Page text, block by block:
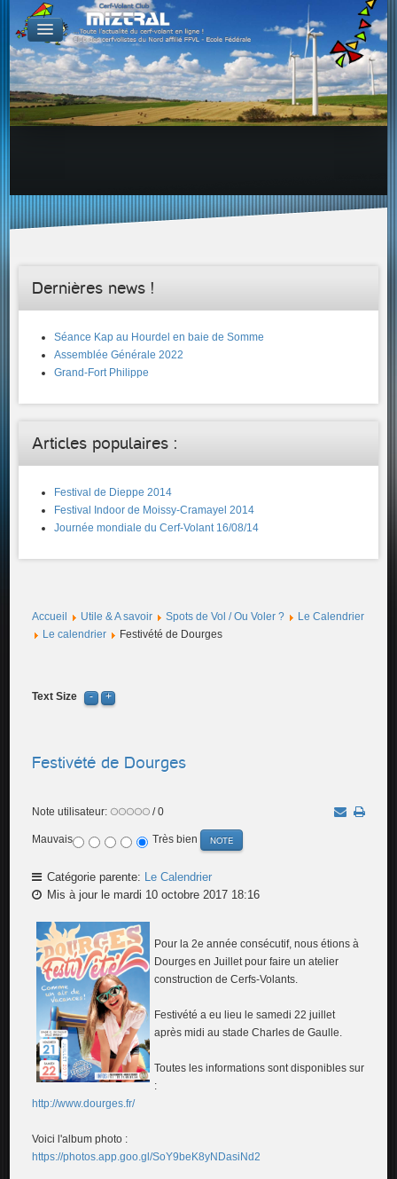
De par le monde
GALERIES
Galerie Photo
Galerie KAP
Galerie Vidéo
Proposer un lien sur votre site Web
Proposer un nouveau lien !
Dernières news !
Séance Kap au Hourdel en baie de Somme
Assemblée Générale 2022
Grand-Fort Philippe
Articles populaires :
Festival de Dieppe 2014
Festival Indoor de Moissy-Cramayel 2014
Journée mondiale du Cerf-Volant 16/08/14
Accueil Utile & A savoir Spots de Vol / Ou Voler ?
Le Calendrier
Le calendrier
Festivété de Dourges
Text Size
Festivété de Dourges
Note utilisateur: / 0
Mauvais Très bien
Catégorie parente: Le Calendrier
Mis à jour le mardi 10 octobre 2017 18:16
Pour la 2e année consécutif, nous étions à
Dourges en Juillet pour faire un atelier
construction de Cerfs-Volants.
Festivété a eu lieu le samedi 22 juillet
après midi au stade Charles de Gaulle.
Toutes les informations sont disponibles sur
:
http://www.dourges.fr/
Voici l'album photo :
https://photos.app.goo.gl/SoY9beK8yNDasiNd2